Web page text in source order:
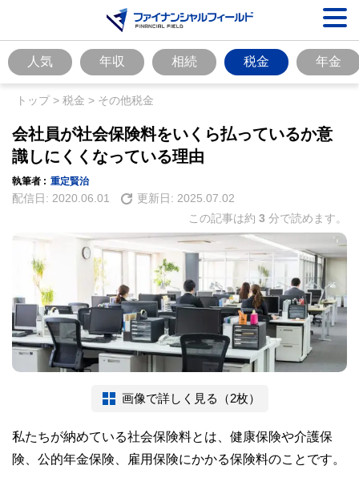
人気 年収 相続 税金 年金
トップ> 税金 > その他税金
会社員が社会保険料をいくら払っているか意
識しにくくなっている理由
執筆者 : 重定賢治
配信日: 2020.06.01 更新日: 2025.07.02
この記事は約 3 分で読めます。
画像で詳しく見る（2枚）
私たちが納めている社会保険料とは、健康保険や介護保
険、公的年金保険、雇用保険にかかる保険料のことです。